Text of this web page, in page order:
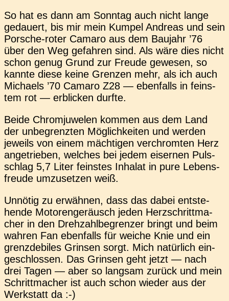
So hat es dann am Sonn­tag auch nicht lange
gedau­ert, bis mir mein Kumpel Andre­as und sein
Por­sche-roter Camaro aus dem Bau­jahr ’76
über den Weg gefah­ren sind. Als wäre dies nicht
schon genug Grund zur Freude gewe­sen, so
kannte diese keine Gren­zen mehr, als ich auch
Micha­els ’70 Camaro Z28 — eben­falls in feins­
tem rot — erbli­cken durfte.
Beide Chrom­ju­we­len kommen aus dem Land
der unbe­grenz­ten Mög­lich­kei­ten und werden
jeweils von einem mäch­ti­gen ver­chrom­ten Herz
ange­trie­ben, wel­ches bei jedem eiser­nen Puls­
schlag 5,7 Liter feins­tes Inha­lat in pure Lebens­
freu­de umzu­set­zen weiß.
Unnö­tig zu erwäh­nen, dass das dabei ent­ste­
hen­de Moto­ren­ge­räusch jeden Herz­schritt­ma­
cher in den Dreh­zahl­be­gren­zer bringt und beim
wahren Fan eben­falls für weiche Knie und ein
grenz­de­bi­les Grin­sen sorgt. Mich natür­lich ein­
ge­schlos­sen. Das Grin­sen geht jetzt — nach
drei Tagen — aber so lang­sam zurück und mein
Schritt­ma­cher ist auch schon wieder aus der
Werk­statt da :-)